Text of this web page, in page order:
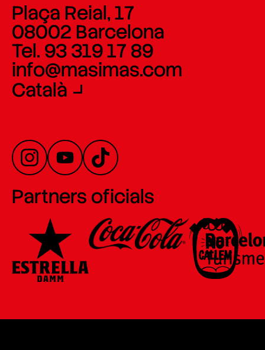
Plaça Reial, 17
08002 Barcelona
Tel. 93 319 17 89
info@masimas.com
Català
Partners oficials